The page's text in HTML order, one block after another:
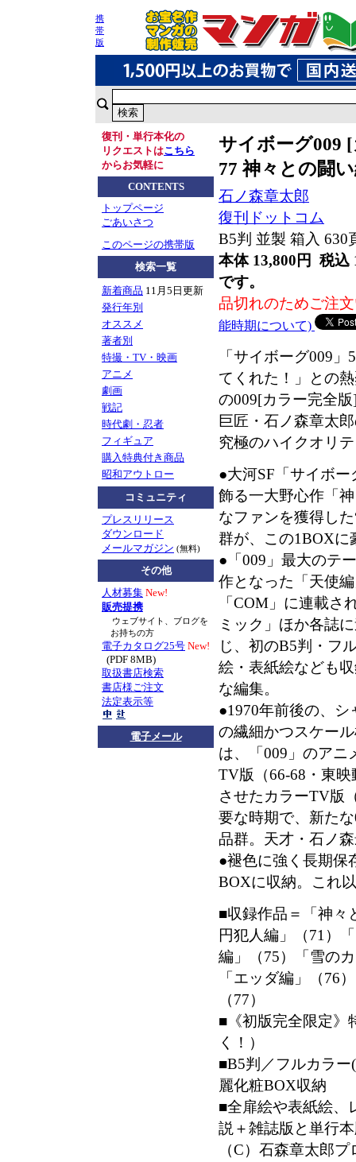
携
帯
版
復刊・単行本化の
リクエストはこちら
からお気軽に
CONTENTS
トップページ
ごあいさつ
このページの携帯版
検索一覧
新着商品 11月5日更新
発行年別
オススメ
著者別
特撮・TV・映画
アニメ
劇画
戦記
時代劇・忍者
フィギュア
購入特典付き商品
昭和アウトロー
コミュニティ
プレスリリース
ダウンロード
メールマガジン (無料)
その他
人材募集 New!
販売提携
ウェブサイト、ブログを
お持ちの方
電子カタログ25号 New!
(PDF 8MB)
取扱書店検索
書店様ご注文
法定表示等
電子メール
サイボーグ009
77 神々との闘
石ノ森章太郎
復刊ドットコム
B5判 並製 箱入 630
本体 13,800円 税込
です。
品切れのためご注
能時期について)
「サイボーグ009
てくれた！」との
の009[カラー完全
巨匠・石ノ森章太
究極のハイクオリ
●大河SF「サイボ
飾る一大野心作「
なファンを獲得し
群が、この1BOXに
●「009」最大のテ
作となった「天使
「COM」に連載さ
ミック」ほか各誌
じ、初のB5判・フ
絵・表紙絵なども
な編集。
●1970年前後の、
の繊細かつスケー
は、「009」のアニ
TV版（66-68・東
させたカラーTV版
要な時期で、新た
品群。天才・石ノ
●褪色に強く長期保
BOXに収納。これ
■収録作品＝「神々
円犯人編」（71）
編」（75）「雪の
「エッダ編」（76
（77）
■《初版完全限定》
く！）
■B5判／フルカラ
麗化粧BOX収納
■全扉絵や表紙絵、
説＋雑誌版と単行
（C）石森章太郎